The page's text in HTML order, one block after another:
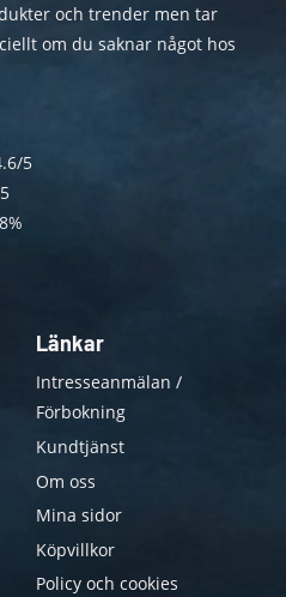
och trender men tar
om du saknar något hos
5
Länkar
Intresseanmälan /
Förbokning
Kundtjänst
Om oss
Mina sidor
Köpvillkor
Policy och cookies